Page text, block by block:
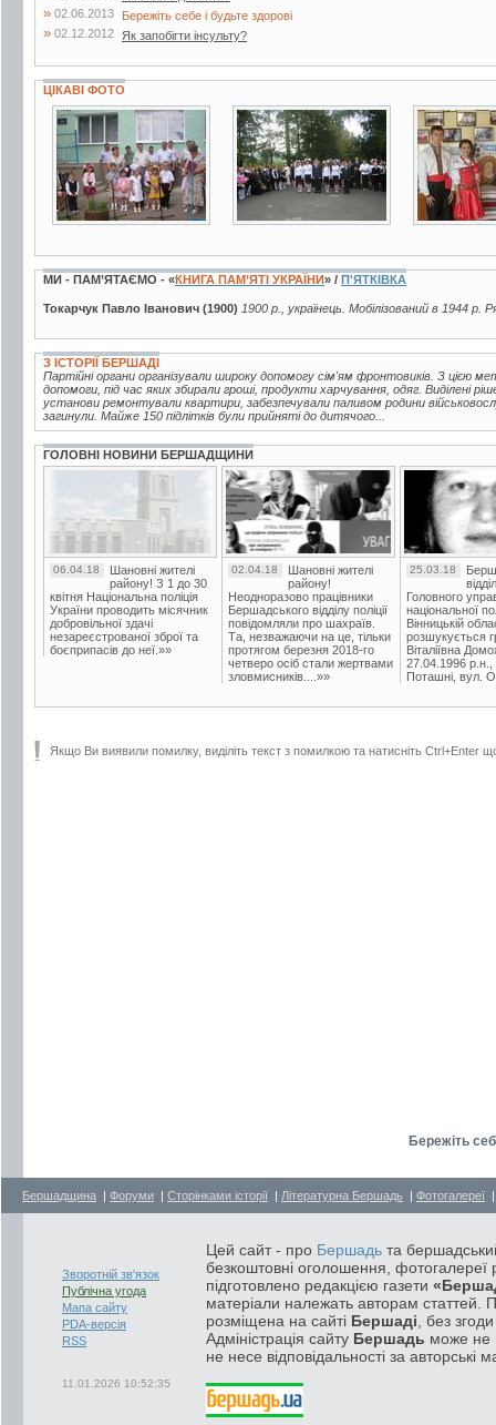
» 02.06.2013 Бережіть себе і будьте здорові
» 02.12.2012 Як запобігти інсульту?
ЦІКАВІ ФОТО
7 фото 27 фото 5 фото
МИ - ПАМ’ЯТАЄМО - «КНИГА ПАМ’ЯТІ УКРАЇНИ» / П'ЯТКІВКА
Токарчук Павло Іванович (1900) 1900 р., українець. Мобілізований в 1944 р.
З ІСТОРІЇ БЕРШАДІ
Партійні органи організували широку допомогу сім'ям фронтовиків. З цією
допомоги, під час яких збирали гроші, продукти харчування, одяг. Виділені
установи ремонтували квартири, забезпечували паливом родини
загинули. Майже 150 підлітків були прийняті до дитячого...
ГОЛОВНІ НОВИНИ БЕРШАДЩИНИ
06.04.18
Шановні жителі
району! З 1 до 30
квітня Національна поліція
України проводить місячник
добровільної здачі
незареєстрованої зброї та
боєприпасів до неї.»»
02.04.18
Шановні жителі
району!
Неодноразово працівники
Бершадського відділу поліції
повідомляли про шахраїв.
Та, незважаючи на це, тільки
протягом березня 2018-го
четверо осіб стали жертвами
зловмисників....»»
25.03.18
Головного
національної
Вінницькій
розшукується
Віталіївна
27.04.1996 р.н.,
Поташні, вул.
Якщо Ви виявили помилку, виділіть текст з помилкою та натисніть Ctrl+Enter
Бережіть
Бершадщина | Форуми | Сторінками історії | Літературна Бершадь | Фотогалереї
Зворотній зв'язок
Публічна угода
Мапа сайту
PDA-версія
RSS
11.01.2026 10:52:35
Цей сайт - про Бершадь та
безкоштовні оголошення, фотогалереї
підготовлено редакцією газети
матеріали належать авторам статтей.
розміщена на сайті Бершаді , без
Адміністрація сайту Бершадь може не
не несе відповідальності за авторські